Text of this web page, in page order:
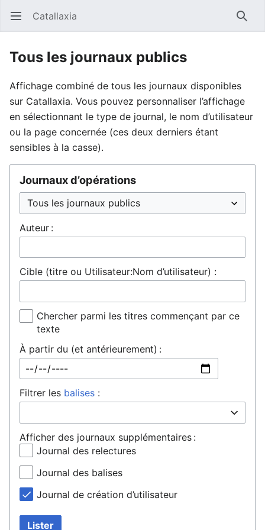
Ouvrir le menu principal Catallaxia
Tous les journaux publics
Affichage combiné de tous les journaux disponibles
sur Catallaxia. Vous pouvez personnaliser l’affichage
en sélectionnant le type de journal, le nom d’utilisateur
ou la page concernée (ces deux derniers étant
sensibles à la casse).
Journaux d’opérations
Auteur :
Cible (titre ou Utilisateur:Nom d’utilisateur) :
Chercher parmi les titres commençant par ce
texte
À partir du (et antérieurement) :
Filtrer les balises :
Afficher des journaux supplémentaires :
Journal des relectures
Journal des balises
Journal de création d’utilisateur
Lister